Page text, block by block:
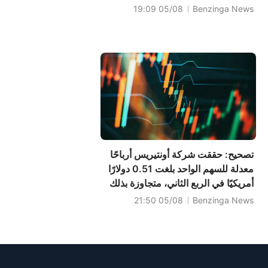
Benzinga News
05/08 19:09
تصحيح: حققت شركة أونتيريس أرباحًا
معدلة للسهم الواحد بلغت 0.51 دولارًا
أمريكيًا في الربع الثاني، متجاوزة بذلك
التوقعات البالغة 0.34 دولارًا أمريكيًا،
Benzinga News
05/08 21:50